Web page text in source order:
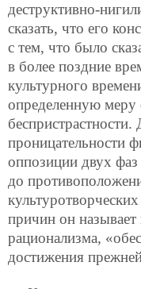
деструктивно-
сказать, что его
с тем, что было
в более поздние
культурного
определенную меру
проницательности
оппозиции двух
до
причин он называет
рационализма,
достижения